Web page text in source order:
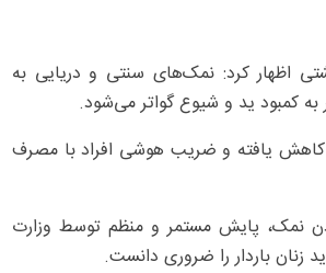
اظهار کرد: نمک‌های سنتی و دریایی به
به کمبود ید و شیوع گواتر می‌شود.
در ۳۰ سال اخیر به هفت درصد کاهش یافته و ضریب هوشی افراد با مصرف
نمک، پایش مستمر و منظم توسط وزارت
زنان باردار را ضروری دانست.